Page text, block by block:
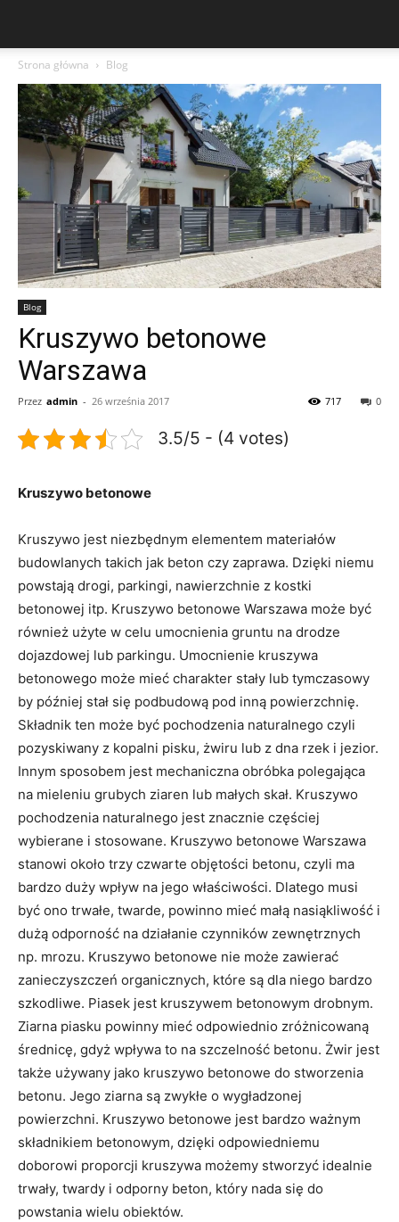
Strona główna Blog
Blog
Kruszywo betonowe
Warszawa
Przez admin - 26 września 2017 0
717
3.5/5 - (4 votes)
Kruszywo betonowe
Kruszywo jest niezbędnym elementem materiałów
budowlanych takich jak beton czy zaprawa. Dzięki niemu
powstają drogi, parkingi, nawierzchnie z kostki
betonowej itp. Kruszywo betonowe Warszawa może być
również użyte w celu umocnienia gruntu na drodze
dojazdowej lub parkingu. Umocnienie kruszywa
betonowego może mieć charakter stały lub tymczasowy
by później stał się podbudową pod inną powierzchnię.
Składnik ten może być pochodzenia naturalnego czyli
pozyskiwany z kopalni pisku, żwiru lub z dna rzek i jezior.
Innym sposobem jest mechaniczna obróbka polegająca
na mieleniu grubych ziaren lub małych skał. Kruszywo
pochodzenia naturalnego jest znacznie częściej
wybierane i stosowane. Kruszywo betonowe Warszawa
stanowi około trzy czwarte objętości betonu, czyli ma
bardzo duży wpływ na jego właściwości. Dlatego musi
być ono trwałe, twarde, powinno mieć małą nasiąkliwość i
dużą odporność na działanie czynników zewnętrznych
np. mrozu. Kruszywo betonowe nie może zawierać
zanieczyszczeń organicznych, które są dla niego bardzo
szkodliwe. Piasek jest kruszywem betonowym drobnym.
Ziarna piasku powinny mieć odpowiednio zróżnicowaną
średnicę, gdyż wpływa to na szczelność betonu. Żwir jest
także używany jako kruszywo betonowe do stworzenia
betonu. Jego ziarna są zwykłe o wygładzonej
powierzchni. Kruszywo betonowe jest bardzo ważnym
składnikiem betonowym, dzięki odpowiedniemu
doborowi proporcji kruszywa możemy stworzyć idealnie
trwały, twardy i odporny beton, który nada się do
powstania wielu obiektów.